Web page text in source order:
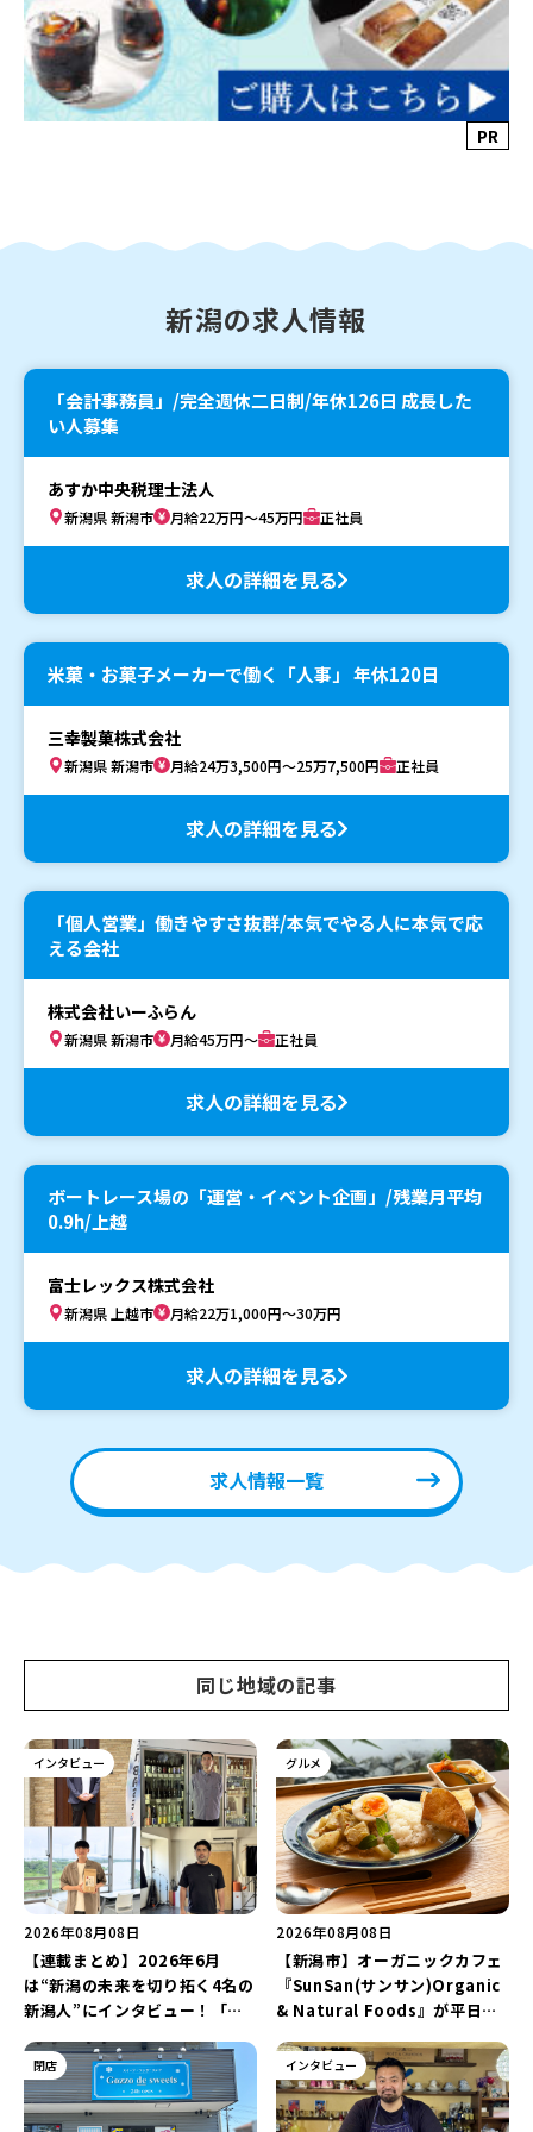
PR
新潟の求人情報
「会計事務員」/完全週休二日制/年休126日 成長した
い人募集
あすか中央税理士法人
新潟県 新潟市 月給22万円～45万円 正社員
求人の詳細を見る
米菓・お菓子メーカーで働く「人事」 年休120日
三幸製菓株式会社
新潟県 新潟市 月給24万3,500円～25万7,500円 正社員
求人の詳細を見る
「個人営業」働きやすさ抜群/本気でやる人に本気で応
える会社
株式会社いーふらん
新潟県 新潟市 月給45万円～ 正社員
求人の詳細を見る
ボートレース場の「運営・イベント企画」/残業月平均
0.9h/上越
富士レックス株式会社
新潟県 上越市 月給22万1,000円～30万円
求人の詳細を見る
求人情報一覧
同じ地域の記事
インタビュー
2026年08月08日
【連載まとめ】2026年6月
は“新潟の未来を切り拓く4名の
新潟人”にインタビュー！「学
トグラファー」など要チェック
♪
グルメ
2026年08月08日
【新潟市】オーガニックカフェ
『SunSan(サンサン)Organic
& Natural Foods』が平日ラ
「抗酸化☆レモンチキンカレ
ー」と「美容と健康を考えたプ
レートランチ」を実食レポート
閉店 インタビュー